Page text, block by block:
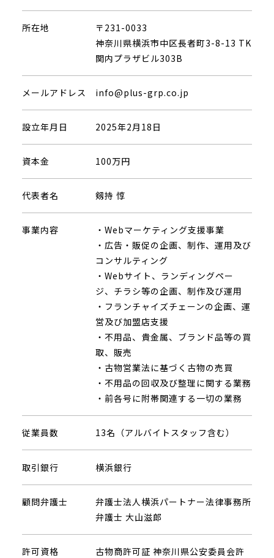
所在地
〒231-0033
神奈川県横浜市中区長者町3-8-13 TK
関内プラザビル303B
メールアドレス info@plus-grp.co.jp
設立年月日 2025年2月18日
資本金 100万円
代表者名 剱持 惇
事業内容
・Webマーケティング支援事業
・広告・販促の企画、制作、運用及び
コンサルティング
・Webサイト、ランディングペー
ジ、チラシ等の企画、制作及び運用
・フランチャイズチェーンの企画、運
営及び加盟店支援
・不用品、貴金属、ブランド品等の買
取、販売
・古物営業法に基づく古物の売買
・不用品の回収及び整理に関する業務
・前各号に附帯関連する一切の業務
従業員数 13名（アルバイトスタッフ含む）
取引銀行 横浜銀行
顧問弁護士
弁護士法人横浜パートナー法律事務所
弁護士 大山滋郎
許可資格
古物商許可証 神奈川県公安委員会許